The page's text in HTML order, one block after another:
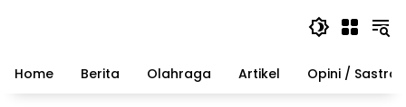
Home
Berita Olahraga Artikel Opini / Sastra